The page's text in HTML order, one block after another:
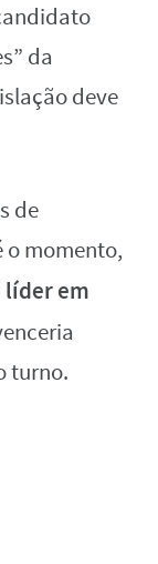
da
deve
de
momento,
líder em
turno.